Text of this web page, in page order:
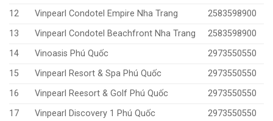
12
Vinpearl Condotel Empire Nha Trang
2583598900
13
Vinpearl Condotel Beachfront Nha Trang
2583598900
14
Vinoasis Phú Quốc
2973550550
15
Vinpearl Resort & Spa Phú Quốc
2973550550
16
Vinpearl Reesort & Golf Phú Quốc
2973550550
17
Vinpearl Discovery 1 Phú Quốc
2973550550